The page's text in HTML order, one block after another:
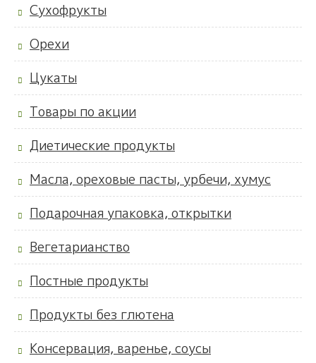
Сухофрукты
Орехи
Цукаты
Товары по акции
Диетические продукты
Масла, ореховые пасты, урбечи, хумус
Подарочная упаковка, открытки
Вегетарианство
Постные продукты
Продукты без глютена
Консервация, варенье, соусы